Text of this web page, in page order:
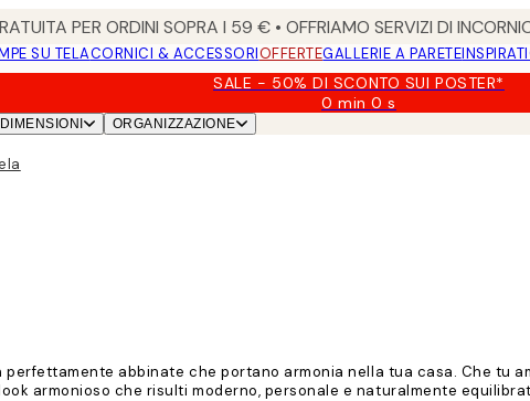
PER ORDINI SOPRA I 59 € • OFFRIAMO SERVIZI DI
SU TELACORNICI & ACCESSORIOFFERTEGALLERIE A PARETE
SALE - 50% DI SCONTO SUI POSTER*
0 min0 s
Valido
DIMENSIONI ORGANIZZAZIONE
abbinate che portano armonia nella tua casa. Che tu
armonioso che risulti moderno, personale e naturalmente